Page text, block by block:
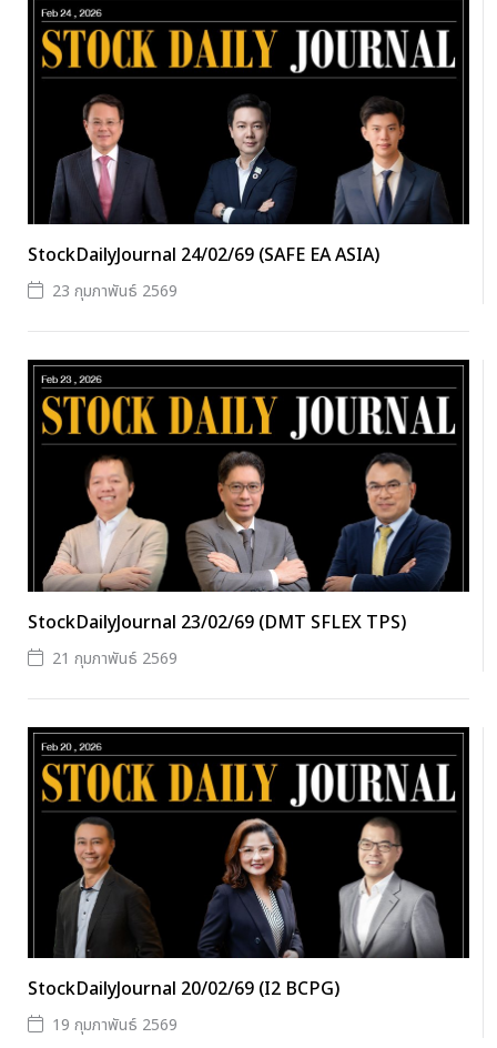
StockDailyJournal 24/02/69 (SAFE EA ASIA)
23 กุมภาพันธ์ 2569
StockDailyJournal 23/02/69 (DMT SFLEX TPS)
21 กุมภาพันธ์ 2569
StockDailyJournal 20/02/69 (I2 BCPG)
19 กุมภาพันธ์ 2569